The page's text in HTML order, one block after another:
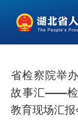
省检察院举
故事汇——检
教育现场汇